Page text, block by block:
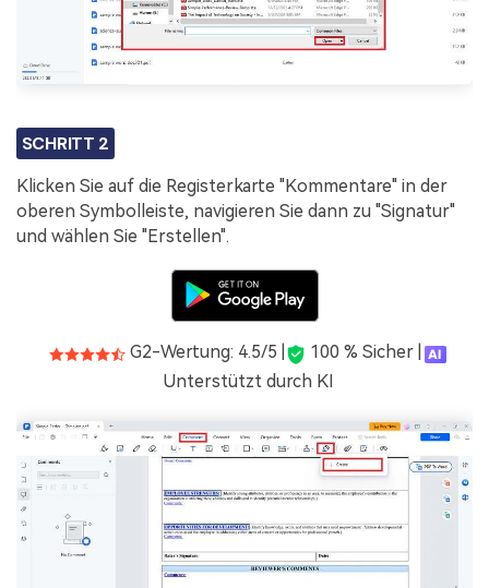
SCHRITT 2
Klicken Sie auf die Registerkarte "Kommentare" in der
oberen Symbolleiste, navigieren Sie dann zu "Signatur"
und wählen Sie "Erstellen".
G2-Wertung: 4.5/5 |
100 % Sicher |
Unterstützt durch KI